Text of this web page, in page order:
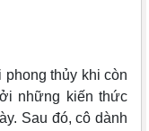
phong thủy khi còn
những kiến thức
Sau đó, cô dành